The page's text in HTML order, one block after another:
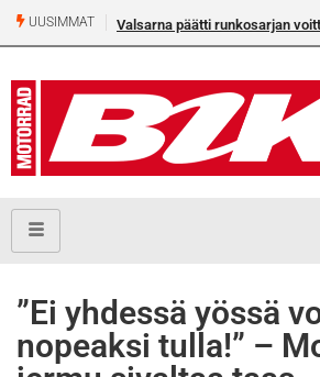
UUSIMMAT Valsarna päätti runkosarjan
”Ei yhdessä yössä
nopeaksi tulla!” –